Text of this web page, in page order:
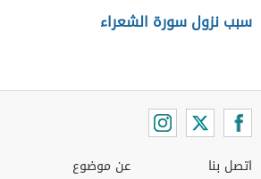
سبب نزول سورة الشعراء
اتصل بنا عن موضوع